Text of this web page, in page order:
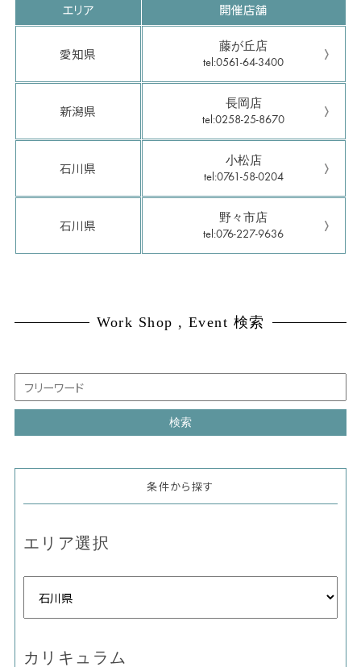
エリア 開催店舗
愛知県
藤が丘店
tel:0561-64-3400
新潟県
長岡店
tel:0258-25-8670
石川県
小松店
tel:0761-58-0204
石川県
野々市店
tel:076-227-9636
Work Shop , Event 検索
条件から探す
エリア選択
カリキュラム